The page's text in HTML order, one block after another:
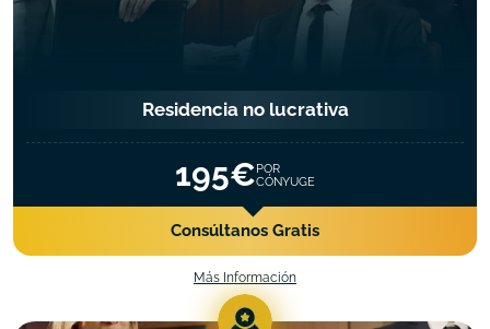
Residencia no lucrativa
195€POR
CÓNYUGE
Consúltanos Gratis
Más Información